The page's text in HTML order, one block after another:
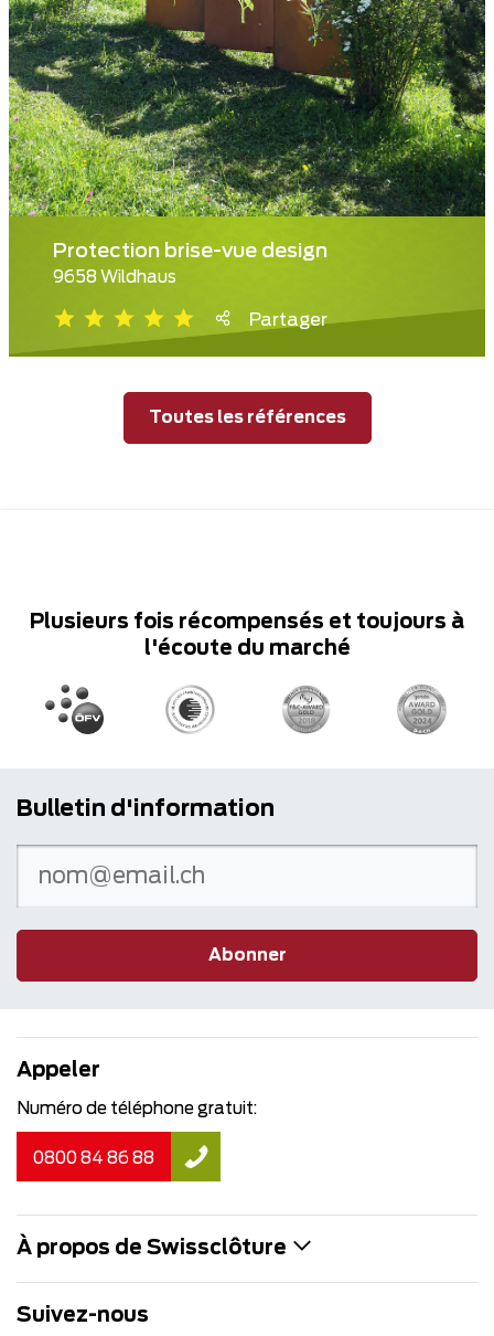
Protection brise-vue design
9658 Wildhaus
Partager
Toutes les références
Plusieurs fois récompensés et toujours à
l'écoute du marché
Bulletin d'information
Abonner
Appeler
Numéro de téléphone gratuit:
0800 84 86 88
À propos de Swissclôture
Suivez-nous